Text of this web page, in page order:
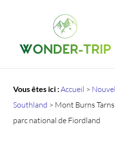
Vous êtes ici :Accueil >
Southland > Mont Burns
parc national de Fiordland